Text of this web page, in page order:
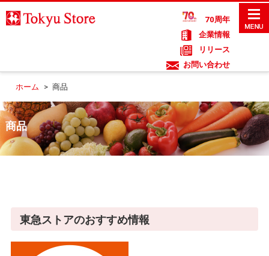
70周年
企業情報
リリース
お問い合わせ
ホーム > 商品
商品
東急ストアのおすすめ情報